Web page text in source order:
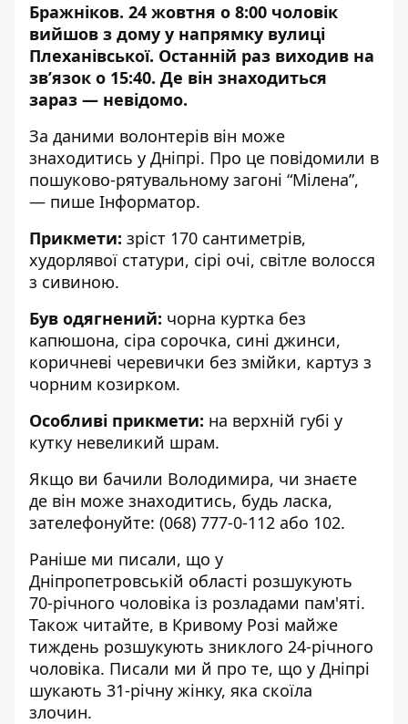
Бражніков. 24 жовтня о 8:00 чоловік
вийшов з дому у напрямку вулиці
Плеханівської. Останній раз виходив на
зв’язок о 15:40. Де він знаходиться
зараз — невідомо.
За даними волонтерів він може
знаходитись у Дніпрі. Про це повідомили в
пошуково-рятувальному загоні “Мілена”,
— пише Інформатор.
Прикмети: зріст 170 сантиметрів,
худорлявої статури, сірі очі, світле волосся
з сивиною.
Був одягнений: чорна куртка без
капюшона, сіра сорочка, сині джинси,
коричневі черевички без змійки, картуз з
чорним козирком.
Особливі прикмети: на верхній губі у
кутку невеликий шрам.
Якщо ви бачили Володимира, чи знаєте
де він може знаходитись, будь ласка,
зателефонуйте: (068) 777-0-112 або 102.
Раніше ми писали, що у
Дніпропетровській області розшукують
70-річного чоловіка із розладами пам'яті.
Також читайте, в Кривому Розі майже
тиждень розшукують зниклого 24-річного
чоловіка. Писали ми й про те, що у Дніпрі
шукають 31-річну жінку, яка скоїла
злочин.